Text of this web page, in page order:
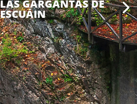
GARGANTAS DE
ESCUÁIN